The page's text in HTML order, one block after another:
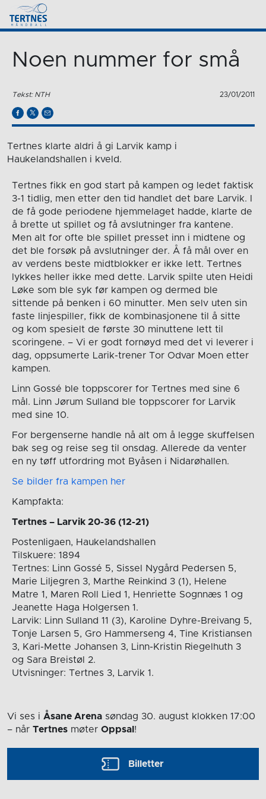
Noen nummer for små
Tekst: NTH 23/01/2011
Tertnes klarte aldri å gi Larvik kamp i
Haukelandshallen i kveld.
Tertnes fikk en god start på kampen og ledet faktisk
3-1 tidlig, men etter den tid handlet det bare Larvik. I
de få gode periodene hjemmelaget hadde, klarte de
å brette ut spillet og få avslutninger fra kantene.
Men alt for ofte ble spillet presset inn i midtene og
det ble forsøk på avslutninger der. Å få mål over en
av verdens beste midtblokker er ikke lett. Tertnes
lykkes heller ikke med dette. Larvik spilte uten Heidi
Løke som ble syk før kampen og dermed ble
sittende på benken i 60 minutter. Men selv uten sin
faste linjespiller, fikk de kombinasjonene til å sitte
og kom spesielt de første 30 minuttene lett til
scoringene. – Vi er godt fornøyd med det vi leverer i
dag, oppsumerte Larik-trener Tor Odvar Moen etter
kampen.
Linn Gossé ble toppscorer for Tertnes med sine 6
mål. Linn Jørum Sulland ble toppscorer for Larvik
med sine 10.
For bergenserne handle nå alt om å legge skuffelsen
bak seg og reise seg til onsdag. Allerede da venter
en ny tøff utfordring mot Byåsen i Nidarøhallen.
Se bilder fra kampen her
Kampfakta:
Tertnes – Larvik 20-36 (12-21)
Postenligaen, Haukelandshallen
Tilskuere: 1894
Tertnes: Linn Gossé 5, Sissel Nygård Pedersen 5,
Marie Liljegren 3, Marthe Reinkind 3 (1), Helene
Matre 1, Maren Roll Lied 1, Henriette Sognnæs 1 og
Jeanette Haga Holgersen 1.
Larvik: Linn Sulland 11 (3), Karoline Dyhre-Breivang 5,
Tonje Larsen 5, Gro Hammerseng 4, Tine Kristiansen
3, Kari-Mette Johansen 3, Linn-Kristin Riegelhuth 3
og Sara Breistøl 2.
Utvisninger: Tertnes 3, Larvik 1.
Vi ses i Åsane Arena søndag 30. august klokken 17:00
– når Tertnes møter Oppsal !
Billetter